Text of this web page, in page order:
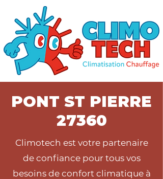
PONT ST PIERRE
27360
Climotech est votre partenaire
de confiance pour tous vos
besoins de confort climatique à